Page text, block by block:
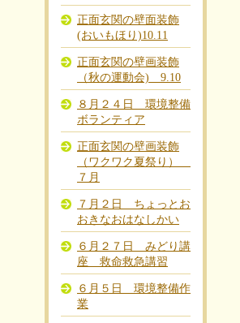
正面玄関の壁面装飾
(おいもほり)10.11
正面玄関の壁画装飾
（秋の運動会) 9.10
８月２４日 環境整備
ボランティア
正面玄関の壁画装飾
（ワクワク夏祭り）
７月
７月２日 ちょっとお
おきなおはなしかい
６月２７日 みどり講
座 救命救急講習
６月５日 環境整備作
業